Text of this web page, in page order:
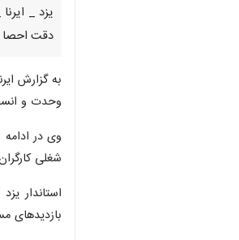
یزد _
دقت احصا
وحدت و
وی در
شغلی
استاندار
بازدیدهای